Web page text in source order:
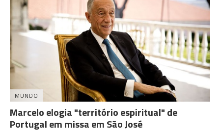
MUNDO
Marcelo elogia "território espiritual" de
Portugal em missa em São José